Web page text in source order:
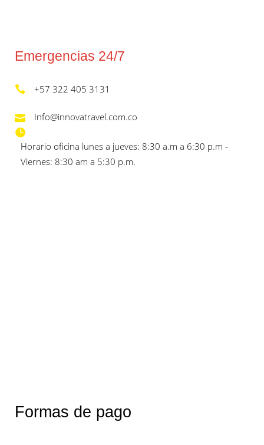
Emergencias 24/7
+57 322 405 3131
Info@innovatravel.com.co
Horario oficina lunes a jueves: 8:30 a.m a 6:30 p.m -
Viernes: 8:30 am a 5:30 p.m.
Formas de pago